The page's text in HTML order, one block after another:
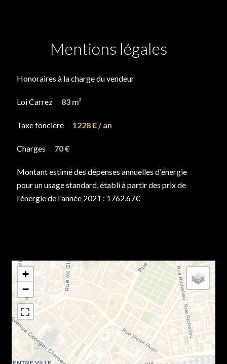
Mentions légales
Honoraires à la charge du vendeur
Loi Carrez 83 m²
Taxe foncière 1228 € / an
Charges 70 €
Montant estimé des dépenses annuelles d'énergie
pour un usage standard, établi à partir des prix de
l'énergie de l'année 2021 : 1762.67€
+
−